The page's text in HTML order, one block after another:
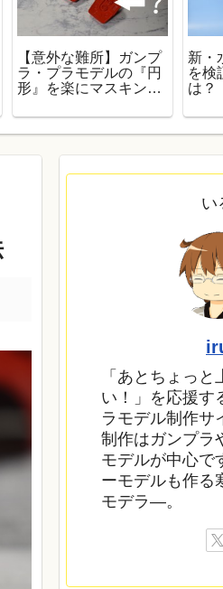
【意外な難所】ガンプ
ラ・プラモデルの『円
形』を楽にマスキング
新・
を
は？
い
「あとちょっ
い！」を応援す
ラモデル制作サ
制作はガンプラ
モデルが中心で
ーモデルも作る
モデラ―。